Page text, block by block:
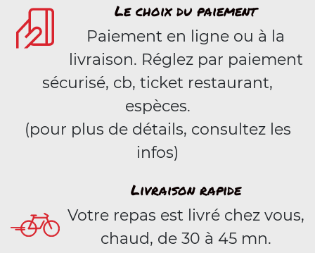
Le choix du paiement
Paiement en ligne ou à la
livraison. Réglez par paiement
sécurisé, cb, ticket restaurant,
espèces.
(pour plus de détails, consultez les
infos)
Livraison rapide
Votre repas est livré chez vous,
chaud, de 30 à 45 mn.